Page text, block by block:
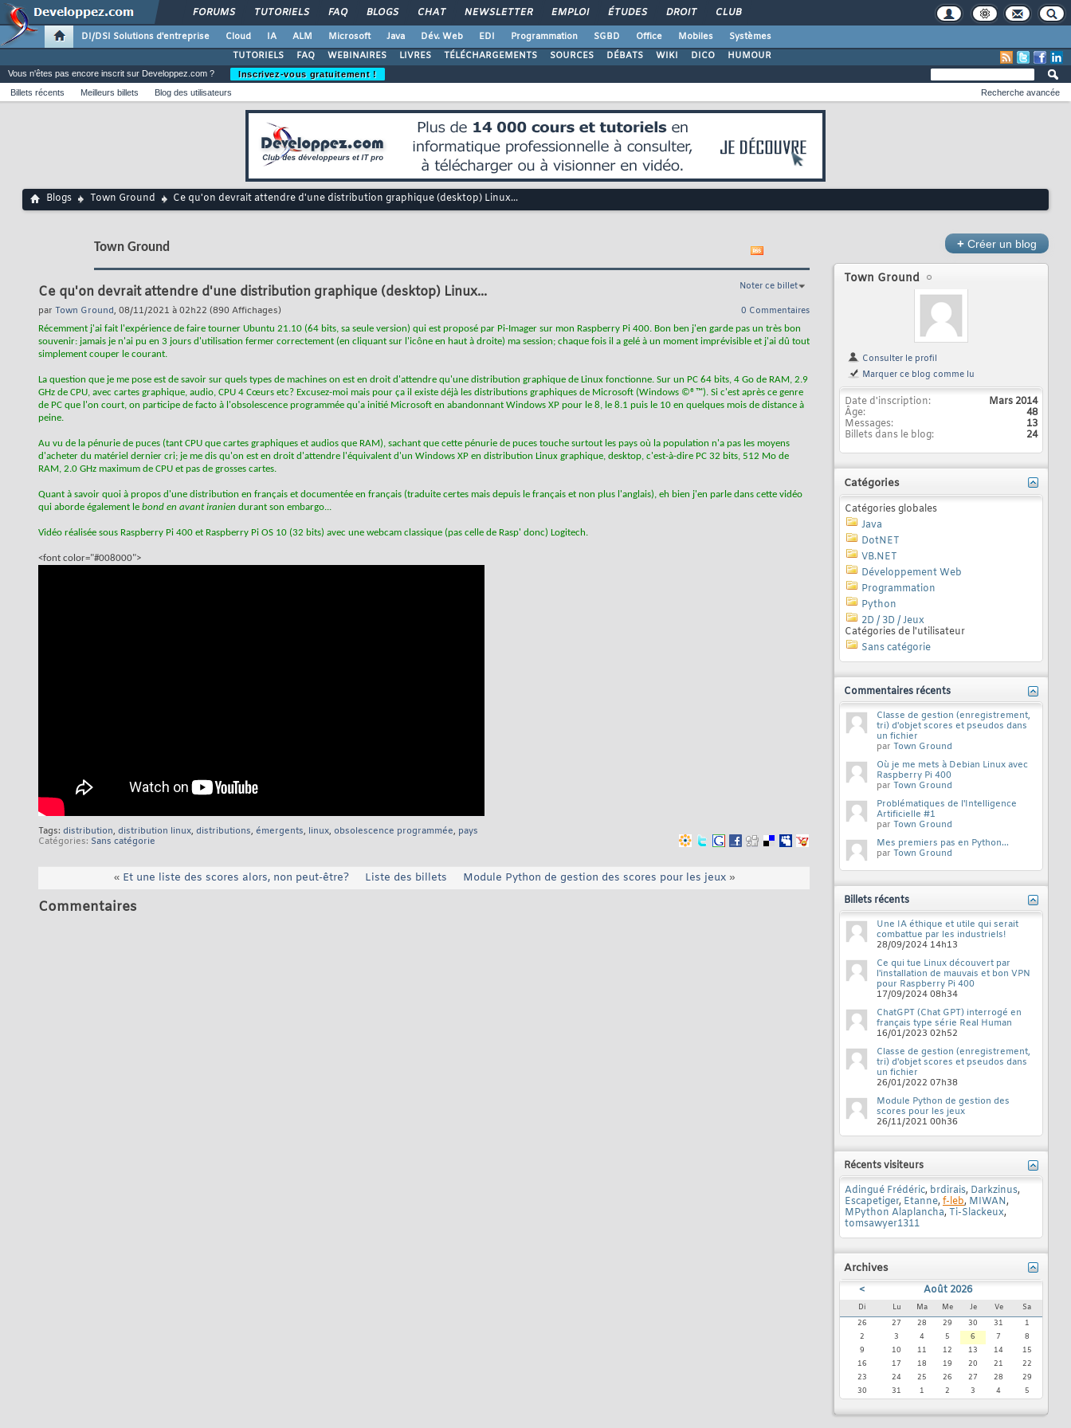
FORUMS TUTORIELS FAQ BLOGS CHAT NEWSLETTER EMPLOI ÉTUDES DROIT CLUB
DI/DSI Solutions d'entreprise Cloud IA ALM Microsoft Java Dév. Web EDI Programmation SGBD Office Mobiles
Systèmes
TUTORIELS
FAQ WEBINAIRES LIVRES TÉLÉCHARGEMENTS SOURCES DÉBATS WIKI DICO HUMOUR
Vous n'êtes pas encore inscrit sur Developpez.com ?
Inscrivez-vous gratuitement !
Billets récents
Meilleurs billets Blog des utilisateurs Recherche avancée
Blogs Town Ground Ce qu'on devrait attendre d'une distribution graphique (desktop) Linux...
Town Ground
Ce qu'on devrait attendre d'une distribution graphique (desktop) Linux... Noter ce billet
0 Commentaires
par Town Ground, 08/11/2021 à 02h22 (890 Affichages)
Récemment j'ai fait l'expérience de faire tourner Ubuntu 21.10 (64 bits, sa seule version) qui est proposé par Pi-Imager sur mon Raspberry Pi 400. Bon ben j'en garde pas un très bon
souvenir: jamais je n'ai pu en 3 jours d'utilisation fermer correctement (en cliquant sur l'icône en haut à droite) ma session; chaque fois il a gelé à un moment imprévisible et j'ai dû tout
simplement couper le courant.
La question que je me pose est de savoir sur quels types de machines on est en droit d'attendre qu'une distribution graphique de Linux fonctionne. Sur un PC 64 bits, 4 Go de RAM, 2.9
GHz de CPU, avec cartes graphique, audio, CPU 4 Cœurs etc? Excusez-moi mais pour ça il existe déjà les distributions graphiques de Microsoft (Windows ©®™). Si c'est après ce genre
de PC que l'on court, on participe de facto à l'obsolescence programmée qu'a initié Microsoft en abandonnant Windows XP pour le 8, le 8.1 puis le 10 en quelques mois de distance à
peine.
Au vu de la pénurie de puces (tant CPU que cartes graphiques et audios que RAM), sachant que cette pénurie de puces touche surtout les pays où la population n'a pas les moyens
d'acheter du matériel dernier cri; je me dis qu'on est en droit d'attendre l'équivalent d'un Windows XP en distribution Linux graphique, desktop, c'est-à-dire PC 32 bits, 512 Mo de
RAM, 2.0 GHz maximum de CPU et pas de grosses cartes.
Quant à savoir quoi à propos d'une distribution en français et documentée en français (traduite certes mais depuis le français et non plus l'anglais), eh bien j'en parle dans cette vidéo
qui aborde également le bond en avant iranien durant son embargo...
Vidéo réalisée sous Raspberry Pi 400 et Raspberry Pi OS 10 (32 bits) avec une webcam classique (pas celle de Rasp' donc) Logitech.
<font color="#008000">
Tags: distribution, distribution linux, distributions, émergents, linux, obsolescence programmée, pays
Catégories Sans catégorie
« Et une liste des scores alors, non peut-être? Liste des billets Module Python de gestion des scores pour les jeux»
Commentaires
+ Créer un blog
Town Ground
Consulter le profil
Marquer ce blog comme lu
Date d'inscription
Mars 2014
Âge
48
Messages
13
Billets dans le blog
24
Catégories
Catégories globales
Java
DotNET
VB.NET
Développement Web
Programmation
Python
2D / 3D / Jeux
Catégories de l'utilisateur
Sans catégorie
Commentaires récents
Classe de gestion (enregistrement,
tri) d'objet scores et pseudos dans
un fichier
par Town Ground
Où je me mets à Debian Linux avec
Raspberry Pi 400
par Town Ground
Problématiques de l'Intelligence
Artificielle #1
par Town Ground
Mes premiers pas en Python...
par Town Ground
Billets récents
Une IA éthique et utile qui serait
combattue par les industriels!
28/09/2024 14h13
Ce qui tue Linux découvert par
l'installation de mauvais et bon VPN
pour Raspberry Pi 400
17/09/2024 08h34
ChatGPT (Chat GPT) interrogé en
français type série Real Human
16/01/2023 02h52
Classe de gestion (enregistrement,
tri) d'objet scores et pseudos dans
un fichier
26/01/2022 07h38
Module Python de gestion des
scores pour les jeux
26/11/2021 00h36
Récents visiteurs
Adingué Frédéric, brdirais, Darkzinus,
Escapetiger, Etanne, f-leb, MIWAN,
MPython Alaplancha, Ti-Slackeux,
tomsawyer1311
Archives
< Août 2026
Di Lu Ma Me Je Ve
Sa
26
27 28 29 30 31
1
2
3 4 5 6 7
8
9
10 11 12 13 14
15
16
17 18 19 20 21
22
23
24 25 26 27 28
29
30
31 1 2 3 4 5